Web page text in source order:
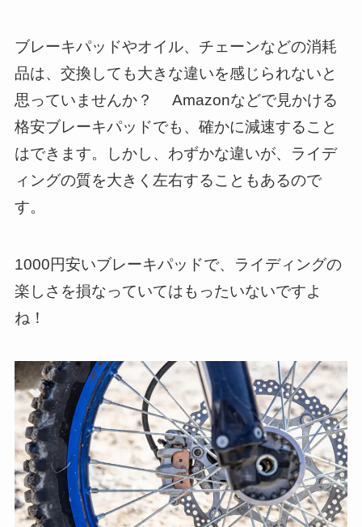
ブレーキパッドやオイル、チェーンなどの消耗
品は、交換しても大きな違いを感じられないと
思っていませんか？ Amazonなどで見かける
格安ブレーキパッドでも、確かに減速すること
はできます。しかし、わずかな違いが、ライデ
ィングの質を大きく左右することもあるので
す。
1000円安いブレーキパッドで、ライディングの
楽しさを損なっていてはもったいないですよ
ね！